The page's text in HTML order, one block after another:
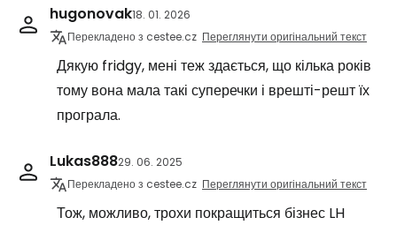
hugonovak18. 01. 2026
Перекладено з cestee.cz Переглянути оригінальний текст
Дякую fridgy, мені теж здається, що кілька років
тому вона мала такі суперечки і врешті-решт їх
програла.
Lukas88829. 06. 2025
Перекладено з cestee.cz Переглянути оригінальний текст
Тож, можливо, трохи покращиться бізнес LH